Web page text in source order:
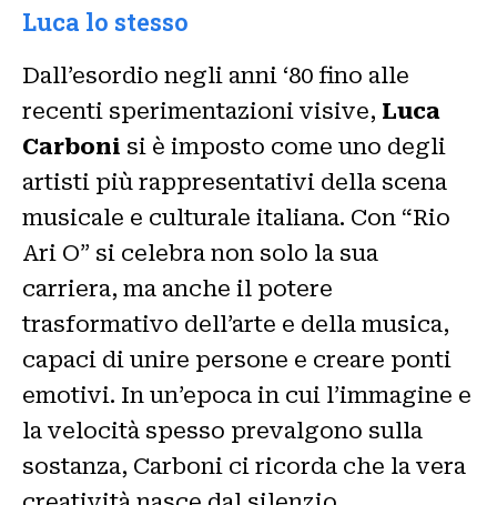
Luca lo stesso
Dall’esordio negli anni ‘80 fino alle
recenti sperimentazioni visive, Luca
Carboni si è imposto come uno degli
artisti più rappresentativi della scena
musicale e culturale italiana. Con “Rio
Ari O” si celebra non solo la sua
carriera, ma anche il potere
trasformativo dell’arte e della musica,
capaci di unire persone e creare ponti
emotivi. In un’epoca in cui l’immagine e
la velocità spesso prevalgono sulla
sostanza, Carboni ci ricorda che la vera